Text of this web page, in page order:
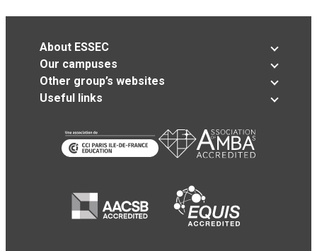
About ESSEC
Our campuses
Other group’s websites
Useful links